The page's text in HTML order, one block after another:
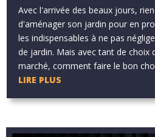
Avec l'arrivée des beaux jours,
d'aménager son jardin pour en
les indispensables à ne pas
de jardin. Mais avec tant de choix
marché, comment faire le bon
LIRE PLUS